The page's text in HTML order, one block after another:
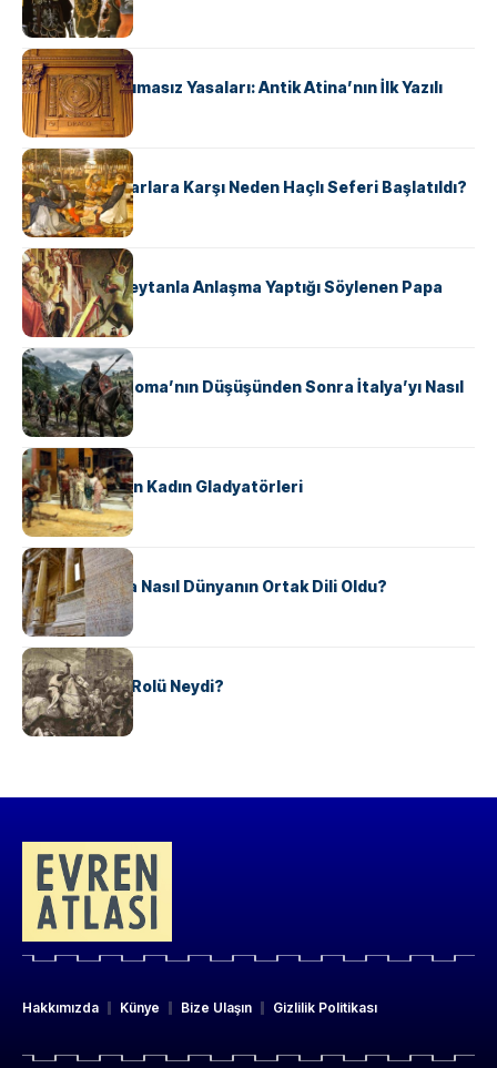
KÜLTÜR
Draco’nun Acımasız Yasaları: Antik Atina’nın İlk Yazılı
Hukuk Kodu
KÜLTÜR
Avrupalı ​​Katharlara Karşı Neden Haçlı Seferi Başlatıldı?
KÜLTÜR
II. Silvester: Şeytanla Anlaşma Yaptığı Söylenen Papa
KÜLTÜR
Ostrogotlar Roma’nın Düşüşünden Sonra İtalya’yı Nasıl
Ele Geçirdi?
KÜLTÜR
Antik Roma’nın Kadın Gladyatörleri
KÜLTÜR
Antik Yunanca Nasıl Dünyanın Ortak Dili Oldu?
KÜLTÜR
Valdensler’in Rolü Neydi?
Hakkımızda Künye Bize Ulaşın Gizlilik Politikası